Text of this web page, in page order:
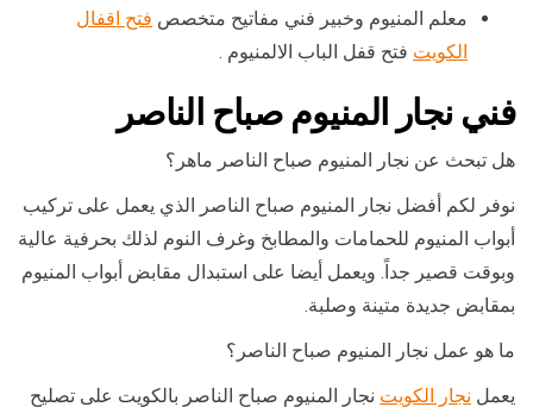
معلم المنيوم وخبير فني مفاتيح متخصص فتح اقفال
الكويت فتح قفل الباب الالمنيوم .
فني نجار المنيوم صباح الناصر
هل تبحث عن نجار المنيوم صباح الناصر ماهر؟
نوفر لكم أفضل نجار المنيوم صباح الناصر الذي يعمل على تركيب
أبواب المنيوم للحمامات والمطابخ وغرف النوم لذلك بحرفية عالية
وبوقت قصير جداً. ويعمل أيضا على استبدال مقابض أبواب المنيوم
بمقابض جديدة متينة وصلبة.
ما هو عمل نجار المنيوم صباح الناصر؟
يعمل نجار الكويت نجار المنيوم صباح الناصر بالكويت على تصليح